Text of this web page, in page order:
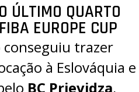
ÚLTIMO QUARTO
EUROPE CUP
conseguiu trazer
à Eslováquia e
BC Prievidza,